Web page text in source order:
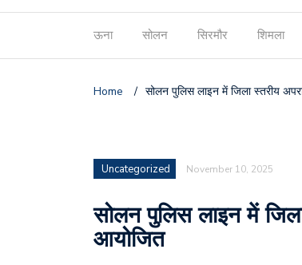
ऊना सोलन सिरमौर शिमला
Home / सोलन पुलिस लाइन में जिला स्तरीय
Uncategorized November 10, 2025
सोलन पुलिस लाइन में
आयोजित